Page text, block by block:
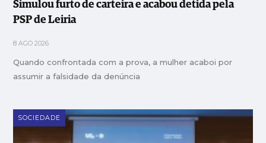
Simulou furto de carteira e acabou detida pela
PSP de Leiria
8 AGO 2026
Quando confrontada com a prova, a mulher acaboi por
assumir a falsidade da denúncia
SOCIEDADE